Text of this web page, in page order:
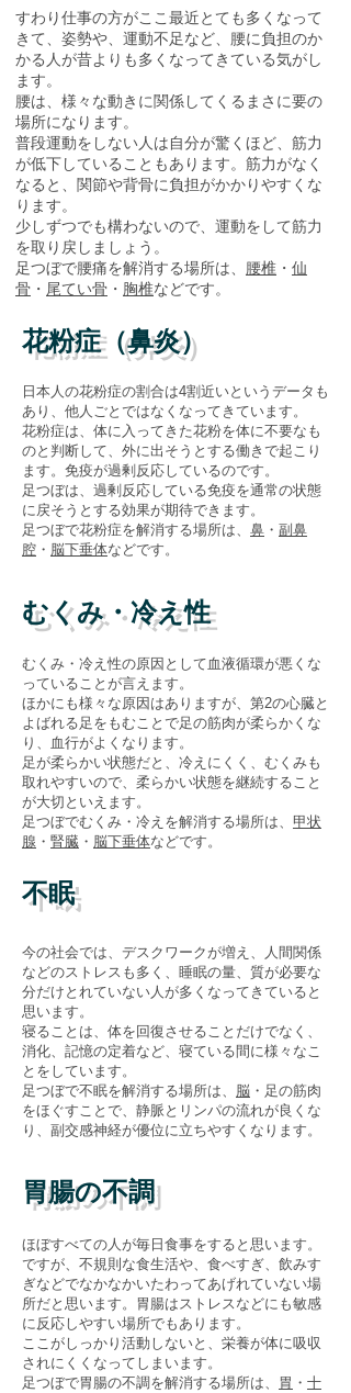
すわり仕事の方がここ最近とても多くなって
きて、姿勢や、運動不足など、腰に負担のか
かる人が昔よりも多くなってきている気がし
ます。
腰は、様々な動きに関係してくるまさに要の
場所になります。
普段運動をしない人は自分が驚くほど、筋力
が低下していることもあります。筋力がなく
なると、関節や背骨に負担がかかりやすくな
ります。
少しずつでも構わないので、運動をして筋力
を取り戻しましょう。
​足つぼで腰痛を解消する場所は 腰椎 ・ 仙
骨 ・ 尾てい骨 ・ 胸椎などです。
花粉症（鼻炎）
日本人の花粉症の割合は4割近いというデータも
あり、他人ごとではなくなってきています。
花粉症は、体に入ってきた花粉を体に不要なも
のと判断して、外に出そうとする働きで起こり
ます。免疫が過剰反応しているのです。
​足つぼは、過剰反応している免疫を通常の状態
に戻そうとする効果が期待できます。
​足つぼで花粉症を解消する場所は、 鼻 ・ 副鼻
腔 ・ 脳下垂体などです。
むくみ・冷え性
むくみ・冷え性の原因として血液循環が悪くな
っていることが言えます。
​ほかにも様々な原因はありますが、第2の心臓と
よばれる足をもむことで足の筋肉が柔らかくな
り、血行がよくなります。
足が柔らかい状態だと、冷えにくく、むくみも
取れやすいので、柔らかい状態を継続すること
が大切といえます。
​足つぼでむくみ・冷え を解消する場所は、 甲状
腺 ・ 腎臓 ・ 脳下垂体などです。
不眠
今の社会では、デスクワークが増え、人間関係
などのストレスも多く、睡眠の量、質が必要な
分だけとれていない人が多くなってきていると
思います。
寝ることは、体を回復させることだけでなく、
消化、記憶の定着など、寝ている間に様々なこ
とをしています。
​足つぼで不眠を解消する場所は、 脳 ・足の筋肉
をほぐすことで、静脈とリンパの流れが良くな
り、副交感神経が優位に立ちやすくなります。
胃腸の不調
ほぼすべての人が毎日食事をすると思います。
ですが、不規則な食生活や、食べすぎ、飲みす
ぎなどでなかなかいたわってあげれていない場
所だと思います。胃腸はストレスなどにも敏感
に反応しやすい場所でもあります。
​ここがしっかり活動しないと、栄養が体に吸収
されにくくなってしまいます。
​足つぼで胃腸の不調 を解消する場所は、 胃 ・ 十